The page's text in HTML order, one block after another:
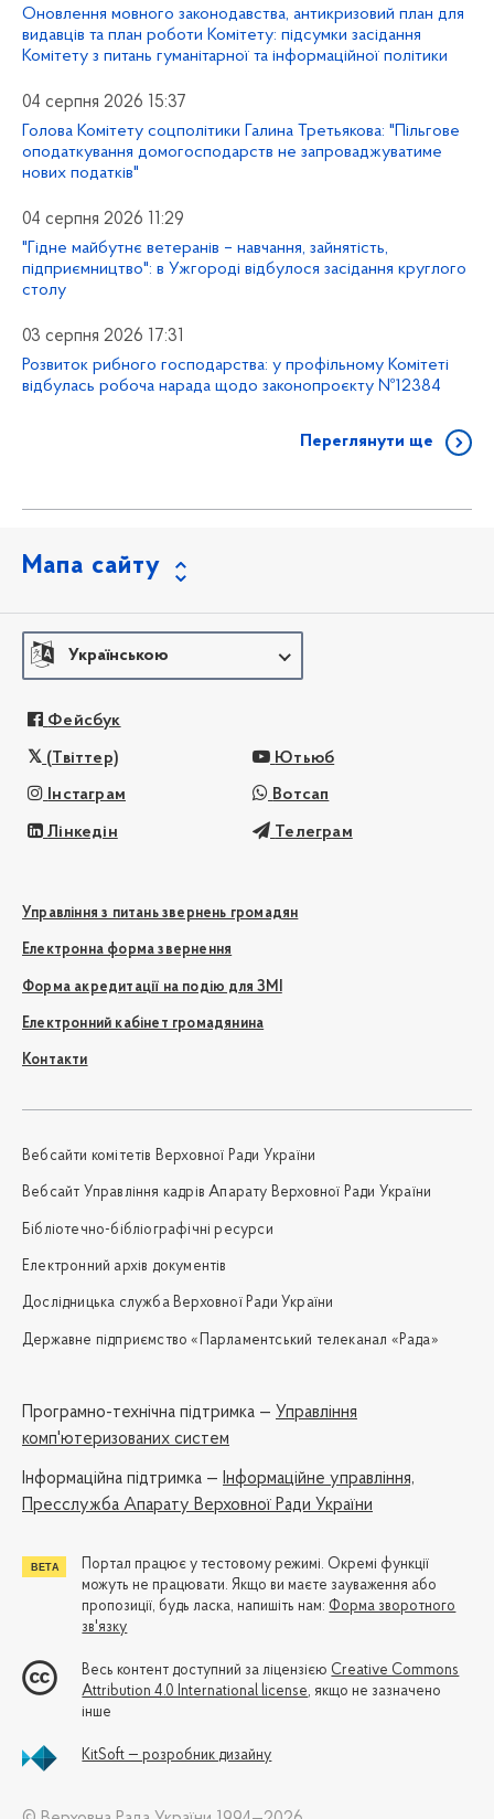
Оновлення мовного законодавства, антикризовий план для
видавців та план роботи Комітету: підсумки засідання
Комітету з питань гуманітарної та інформаційної політики
04 серпня 2026 15:37
Голова Комітету соцполітики Галина Третьякова: "Пільгове
оподаткування домогосподарств не запроваджуватиме
нових податків"
04 серпня 2026 11:29
"Гідне майбутнє ветеранів – навчання, зайнятість,
підприємництво": в Ужгороді відбулося засідання круглого
столу
03 серпня 2026 17:31
Розвиток рибного господарства: у профільному Комітеті
відбулась робоча нарада щодо законопроєкту №12384
Переглянути ще
Мапа сайту
Українською
Фейсбук
(Твіттер) Ютьюб
Інстаграм Вотсап
Лінкедін Телеграм
Управління з питань звернень громадян
Електронна форма звернення
Форма акредитації на подію для ЗМІ
Електронний кабінет громадянина
Контакти
Вебсайти комітетів Верховної Ради України
Вебсайт Управління кадрів Апарату Верховної Ради України
Бібліотечно-бібліографічні ресурси
Електронний архів документів
Дослідницька служба Верховної Ради України
Державне підприємство «Парламентський телеканал «Рада»
Програмно-технічна підтримка — Управління
комп'ютеризованих систем
Iнформаційна підтримка — Інформаційне управління,
Пресслужба Апарату Верховної Ради України
Портал працює у тестовому режимі. Окремі функції
можуть не працювати. Якщо ви маєте зауваження або
пропозиції, будь ласка, напишіть нам: Форма зворотного
зв'язку
Весь контент доступний за ліцензією Creative Commons
Attribution 4.0 International license, якщо не зазначено
інше
KitSoft — розробник дизайну